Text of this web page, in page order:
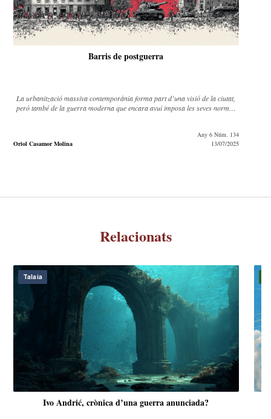
Barris de postguerra
La urbanització massiva contemporània forma part d’una visió de la ciutat,
però també de la guerra moderna que encara avui imposa les seves normes
Oriol Casamor Molina
Any 6 Núm. 134
13/07/2025
Relacionats
Talaia
Ivo Andrić, crònica d’una guerra anunciada?